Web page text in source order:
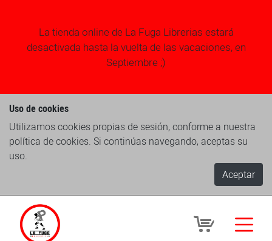
La tienda online de La Fuga Librerias estará
desactivada hasta la vuelta de las vacaciones, en
Septiembre ;)
Uso de cookies
Utilizamos cookies propias de sesión, conforme a nuestra
política de cookies. Si continúas navegando, aceptas su
uso.
Aceptar